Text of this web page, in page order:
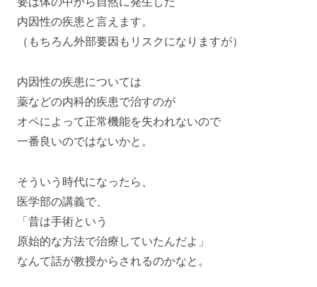
内因性の疾患と言えます。
（もちろん外部要因もリスクになりますが）
内因性の疾患については
薬などの内科的疾患で治すのが
オペによって正常機能を失われないので
一番良いのではないかと。
そういう時代になったら、
医学部の講義で、
「昔は手術という
原始的な方法で治療していたんだよ」
なんて話が教授からされるのかなと。